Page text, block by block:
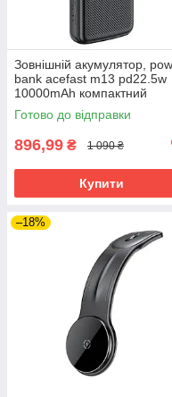
Зовнішній акумулятор,
bank acefast m13 pd22.5w
10000mAh компактний
чорний
Готово до відправки
896,99 ₴ 1 090 ₴
Купити
–18%